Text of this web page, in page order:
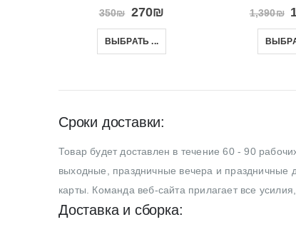
350₪ 270₪
ВЫБРАТЬ ...
1,390₪
Сроки доставки:
Товар будет доставлен в течение 60 - 90
выходные, праздничные вечера и праздничные
карты. Команда веб-сайта прилагает все
Доставка и сборка: